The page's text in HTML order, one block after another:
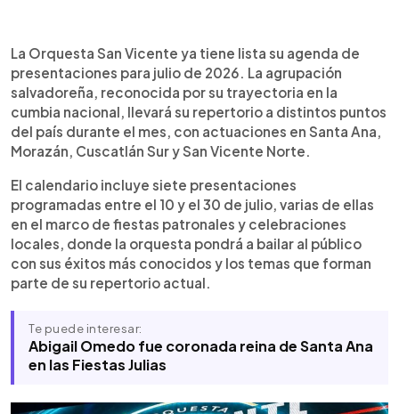
Escuchar artículo
La Orquesta San Vicente dio a conocer las fechas
de su gira de julio de 2026, que incluirá siete
presentaciones en distintos municipios de El
Salvador. El recorrido iniciará el 10 de julio en
Santa Ana con un evento privado y continuará por
Lolotiquillo, Apastepeque, El Carmen, Tenancingo
y Santo Domingo. Además, la agrupación volverá
a Santa Ana el 26 de julio para participar en la Feria
Ganadera. Con esta agenda, la orquesta
mantiene su presencia en fiestas patronales y
celebraciones populares, llevando su repertorio
de cumbia a diferentes departamentos del país
durante todo el mes de julio.
La Orquesta San Vicente ya tiene lista su agenda de
presentaciones para julio de 2026. La agrupación
salvadoreña, reconocida por su trayectoria en la
cumbia nacional, llevará su repertorio a distintos puntos
del país durante el mes, con actuaciones en Santa Ana,
Morazán, Cuscatlán Sur y San Vicente Norte.
El calendario incluye siete presentaciones
programadas entre el 10 y el 30 de julio, varias de ellas
en el marco de fiestas patronales y celebraciones
locales, donde la orquesta pondrá a bailar al público
con sus éxitos más conocidos y los temas que forman
parte de su repertorio actual.
Te puede interesar:
Abigail Omedo fue coronada reina de Santa Ana
en las Fiestas Julias